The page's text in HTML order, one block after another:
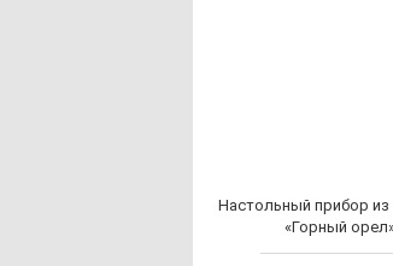
Нас­толь­ный при­бор из
«Гор­ный